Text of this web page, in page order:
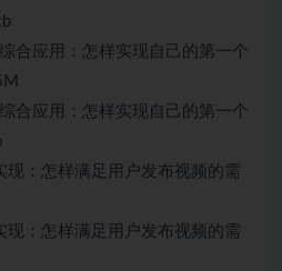
合应用：怎样实现自己的第一个
合应用：怎样实现自己的第一个
：怎样满足用户发布视频的需
：怎样满足用户发布视频的需